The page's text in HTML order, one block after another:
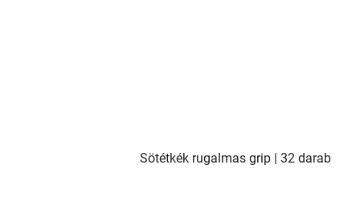
Sötétkék rugalmas grip | 32 darab